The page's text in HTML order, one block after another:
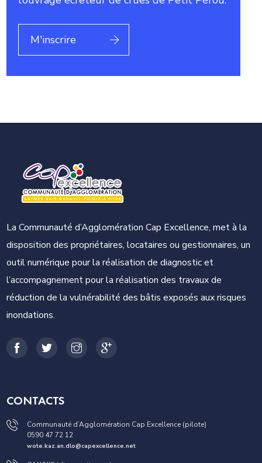
M'inscrire
La Communauté d’Agglomération Cap Excellence, met à la
disposition des propriétaires, locataires ou gestionnaires, un
outil numérique pour la réalisation de diagnostic et
l’accompagnement pour la réalisation des travaux de
réduction de la vulnérabilité des bâtis exposés aux risques
inondations.
CONTACTS
Communauté d’Agglomération Cap Excellence (pilote)
0590 47 72 12
wote.kaz.an.dlo@capexcellence.net